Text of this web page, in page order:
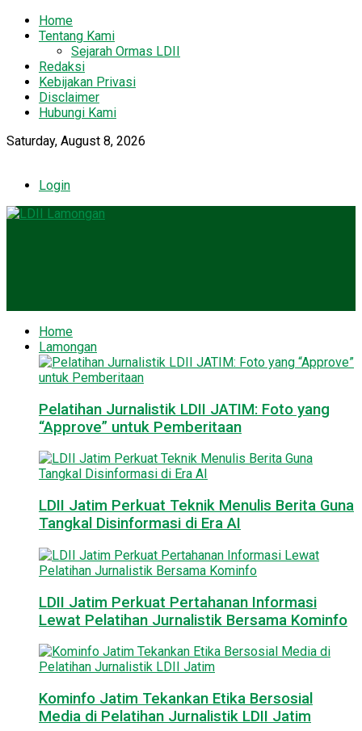
Home
Tentang Kami
Sejarah Ormas LDII
Redaksi
Kebijakan Privasi
Disclaimer
Hubungi Kami
Saturday, August 8, 2026
Login
Home
Lamongan
Pelatihan Jurnalistik LDII JATIM: Foto yang
“Approve” untuk Pemberitaan
LDII Jatim Perkuat Teknik Menulis Berita Guna
Tangkal Disinformasi di Era AI
LDII Jatim Perkuat Pertahanan Informasi
Lewat Pelatihan Jurnalistik Bersama Kominfo
Kominfo Jatim Tekankan Etika Bersosial
Media di Pelatihan Jurnalistik LDII Jatim